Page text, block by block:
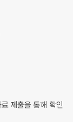
제출을 통해 확인